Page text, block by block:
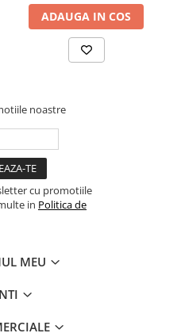
ADAUGA IN COS
noastre
cu promotiile
in Politica de
MEU